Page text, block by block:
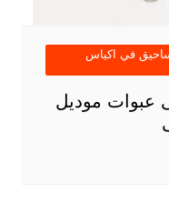
في اكياس
عبوات موديل